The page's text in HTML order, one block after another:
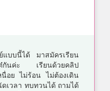
แบบนี้ได้ มาสมัครเรียน
ต๋กันค่ะ เรียนด้วยคลิป
อย ไม่ร้อน ไม่ต้องเดิน
เวลา ทบทวนได้ ถามได้